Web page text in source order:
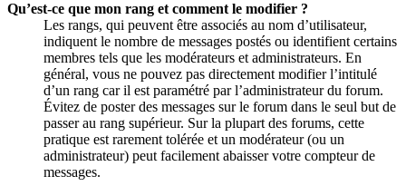
Qu’est-ce que mon rang et comment le modifier ?
Les rangs, qui peuvent être associés au nom d’utilisateur,
indiquent le nombre de messages postés ou identifient certains
membres tels que les modérateurs et administrateurs. En
général, vous ne pouvez pas directement modifier l’intitulé
d’un rang car il est paramétré par l’administrateur du forum.
Évitez de poster des messages sur le forum dans le seul but de
passer au rang supérieur. Sur la plupart des forums, cette
pratique est rarement tolérée et un modérateur (ou un
administrateur) peut facilement abaisser votre compteur de
messages.